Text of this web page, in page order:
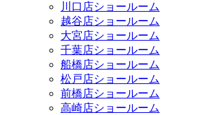
川口店ショールーム
越谷店ショールーム
大宮店ショールーム
千葉店ショールーム
船橋店ショールーム
松戸店ショールーム
前橋店ショールーム
高崎店ショールーム